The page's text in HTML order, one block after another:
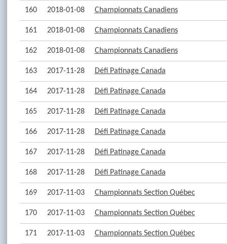
160 2018-01-08 Championnats Canadiens
161 2018-01-08 Championnats Canadiens
162 2018-01-08 Championnats Canadiens
163 2017-11-28 Défi Patinage Canada
164 2017-11-28 Défi Patinage Canada
165 2017-11-28 Défi Patinage Canada
166 2017-11-28 Défi Patinage Canada
167 2017-11-28 Défi Patinage Canada
168 2017-11-28 Défi Patinage Canada
169 2017-11-03 Championnats Section Québec
170 2017-11-03 Championnats Section Québec
171 2017-11-03 Championnats Section Québec